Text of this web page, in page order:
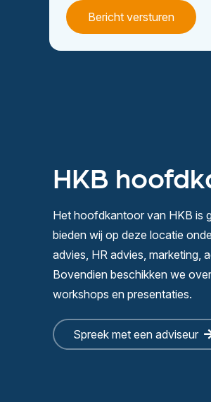
HKB
Het hoofdkantoor van HKB is
bieden wij op deze locatie
advies, HR advies, marketing,
Bovendien beschikken we
workshops en presentaties.
Spreek met een adviseur